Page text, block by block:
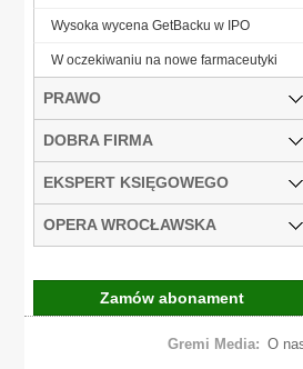
Wysoka wycena GetBacku w IPO
W oczekiwaniu na nowe farmaceutyki
PRAWO
DOBRA FIRMA
EKSPERT KSIĘGOWEGO
OPERA WROCŁAWSKA
Zamów abonament
Gremi Media: O